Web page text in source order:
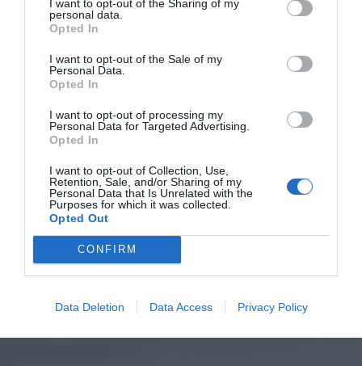
I want to opt-out of the Sharing of my
personal data.
Opted In
I want to opt-out of the Sale of my
Personal Data.
Opted In
I want to opt-out of processing my
Personal Data for Targeted Advertising.
Opted In
I want to opt-out of Collection, Use,
Retention, Sale, and/or Sharing of my
Personal Data that Is Unrelated with the
Purposes for which it was collected.
Opted Out
CONFIRM
Data Deletion Data Access Privacy Policy